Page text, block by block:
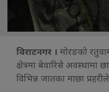
विराटनगर । मोरङको
क्षेत्रमा बेवारिसे अवस्थामा
विभिन्न जातका माछा